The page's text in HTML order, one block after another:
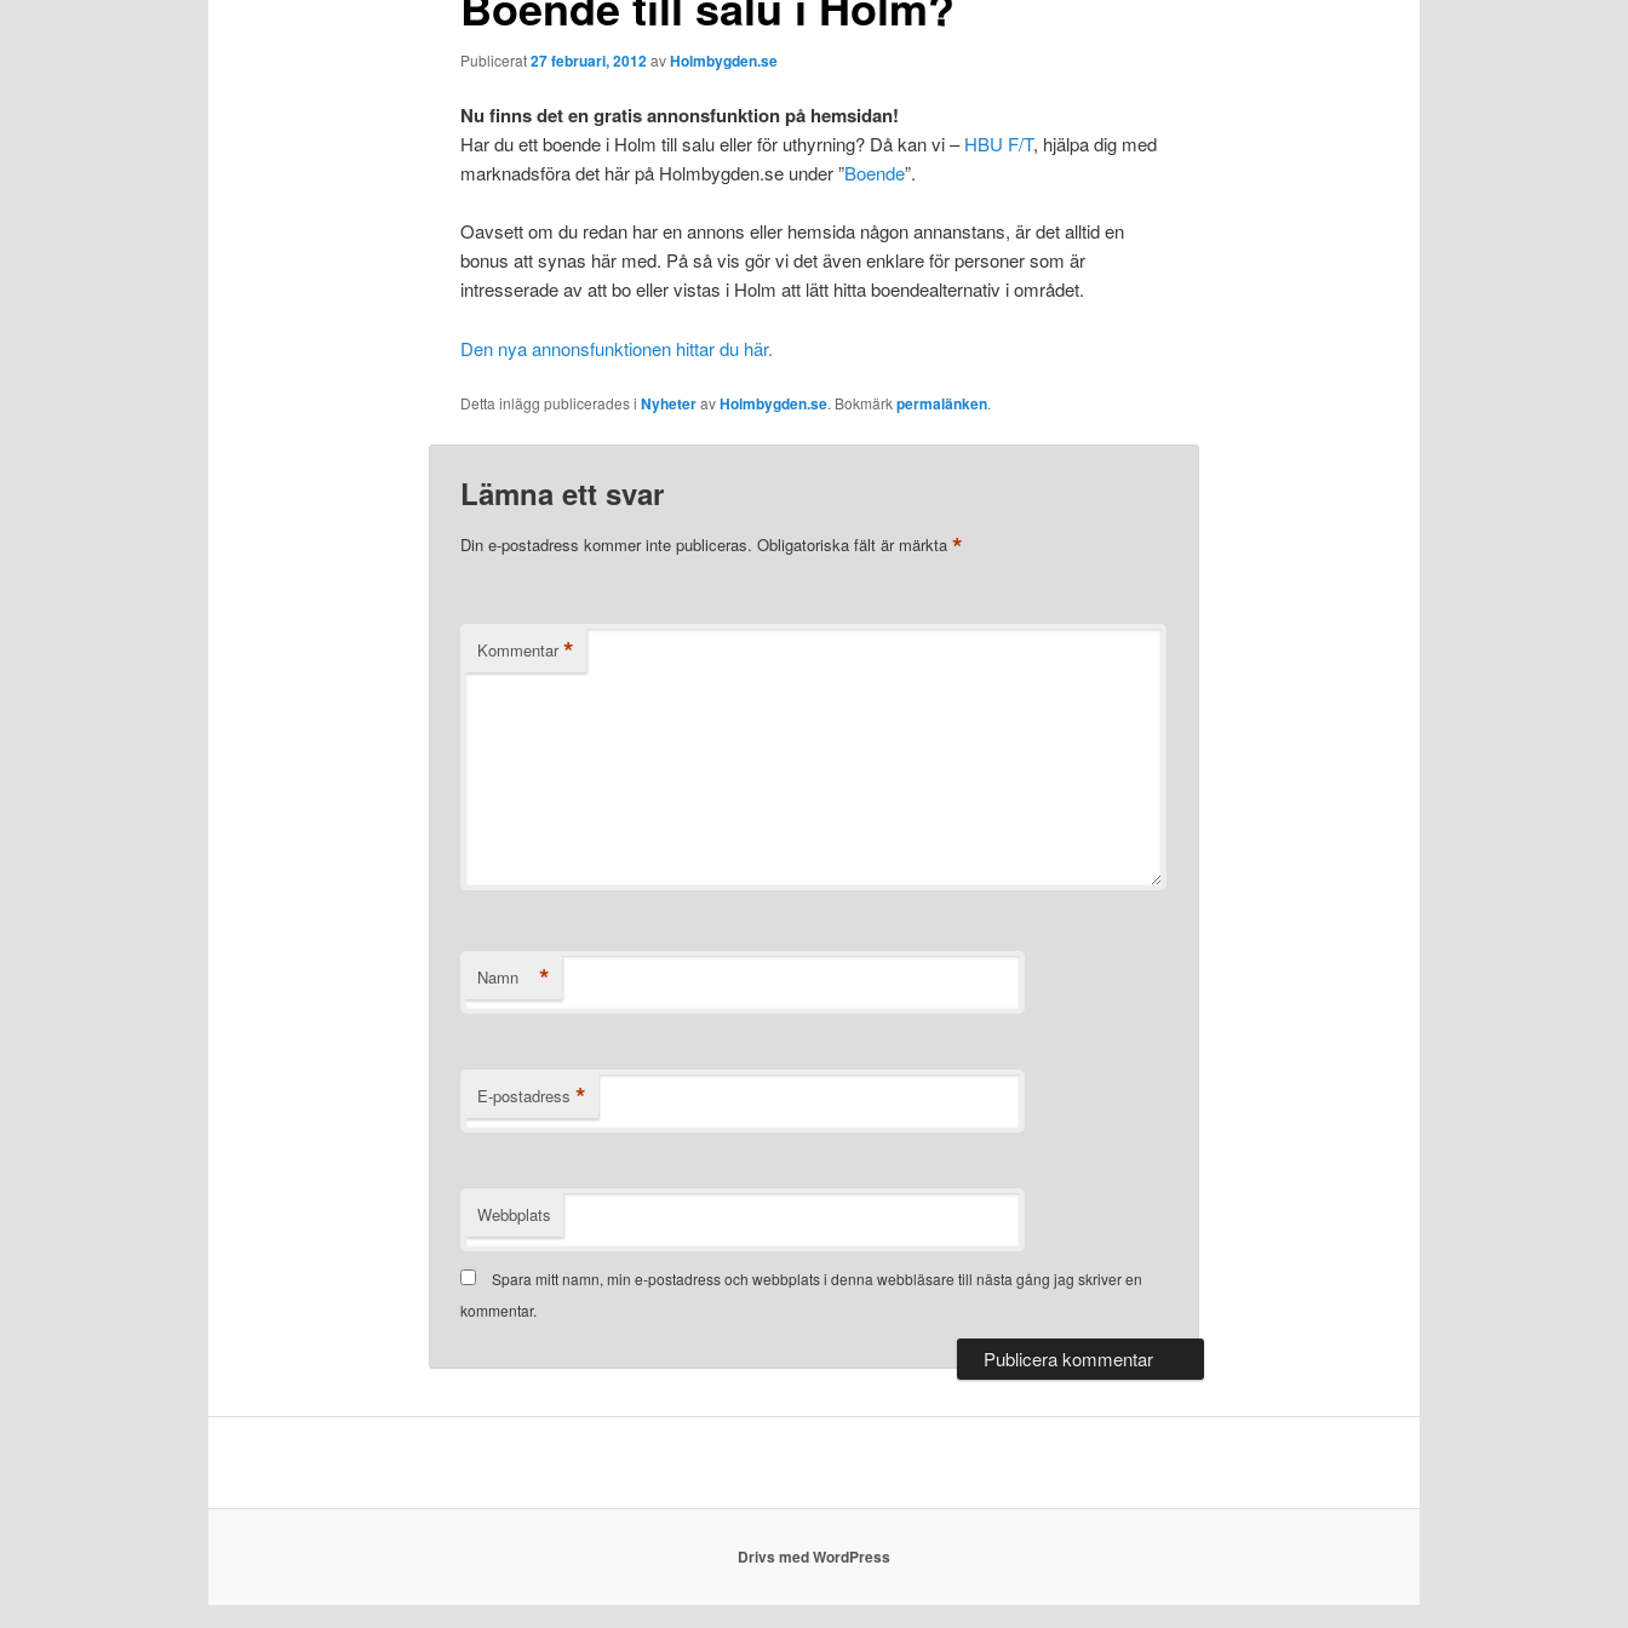
Publicerat27 februari, 2012avHolmbygden.se
Nu finns det en gratis annonsfunktion på hemsidan!
Har du ett boende i Holm till salu eller för uthyrning? Då kan vi –HBU F/T, hjälpa dig med
marknadsföra det här på Holmbygden.se under ”Boende”.
Oavsett om du redan har en annons eller hemsida någon annanstans, är det alltid en
bonus att synas här med. På så vis gör vi det även enklare för personer som är
intresserade av att bo eller vistas i Holm att lätt hitta boendealternativ i området.
Den nya annonsfunktionen hittar du här.
Detta inlägg publicerades i NyheteravHolmbygden.se. Bokmärkpermalänken.
Lämna ett svar
Din e-postadress kommer inte publiceras. Obligatoriska fält är märkta *
Kommentar *
Namn *
E-postadress *
Webbplats
Spara mitt namn, min e-postadress och webbplats i denna webbläsare till nästa gång jag skriver en
kommentar.
Drivs med WordPress